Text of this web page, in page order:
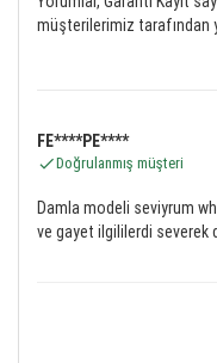
müşterilerimiz tarafından
FE****PE****
Doğrulanmış müşteri
Damla modeli seviyrum
ve gayet ilgililerdi severek